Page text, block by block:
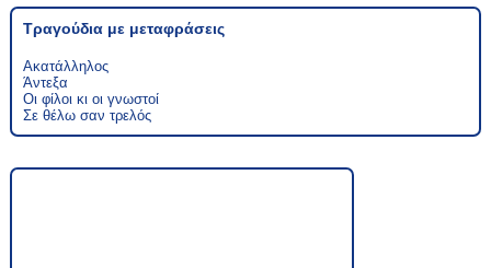
Τραγούδια με μεταφράσεις
Ακατάλληλος
Άντεξα
Οι φίλοι κι οι γνωστοί
Σε θέλω σαν τρελός